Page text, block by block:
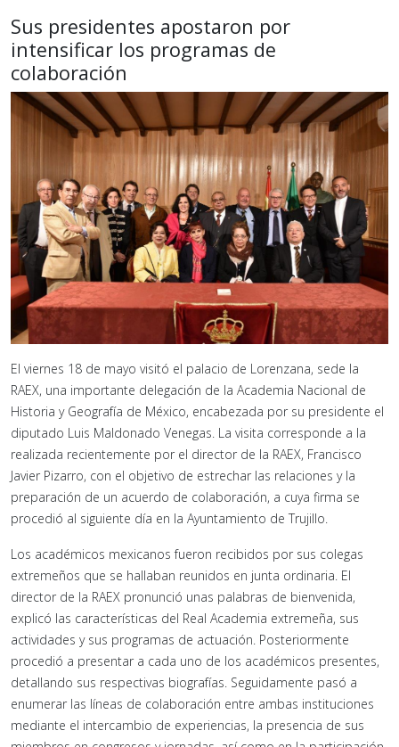
Sus presidentes apostaron por
intensificar los programas de
colaboración
El viernes 18 de mayo visitó el palacio de Lorenzana, sede la
RAEX, una importante delegación de la Academia Nacional de
Historia y Geografía de México, encabezada por su presidente el
diputado Luis Maldonado Venegas. La visita corresponde a la
realizada recientemente por el director de la RAEX, Francisco
Javier Pizarro, con el objetivo de estrechar las relaciones y la
preparación de un acuerdo de colaboración, a cuya firma se
procedió al siguiente día en la Ayuntamiento de Trujillo.
Los académicos mexicanos fueron recibidos por sus colegas
extremeños que se hallaban reunidos en junta ordinaria. El
director de la RAEX pronunció unas palabras de bienvenida,
explicó las características del Real Academia extremeña, sus
actividades y sus programas de actuación. Posteriormente
procedió a presentar a cada uno de los académicos presentes,
detallando sus respectivas biografías. Seguidamente pasó a
enumerar las líneas de colaboración entre ambas instituciones
mediante el intercambio de experiencias, la presencia de sus